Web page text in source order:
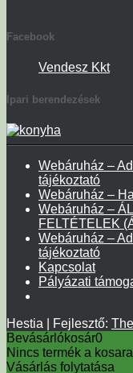
Facebook
Vendesz Kkt
Ipari berendezések
Webáruház –
tájékoztató
Webáruház –
Webáruház –
FELTÉTELEK
Webáruház –
tájékoztató
Kapcsolat
Pályázati
Hestia | Fejlesztő:
Bevásárlókosár0
Nincs termék a
Vásárlás folytatása